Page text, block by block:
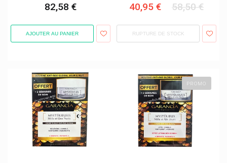
82,58 €
AJOUTER AU PANIER
40,95 € 58,50 €
RUPTURE DE STOCK
PROMO